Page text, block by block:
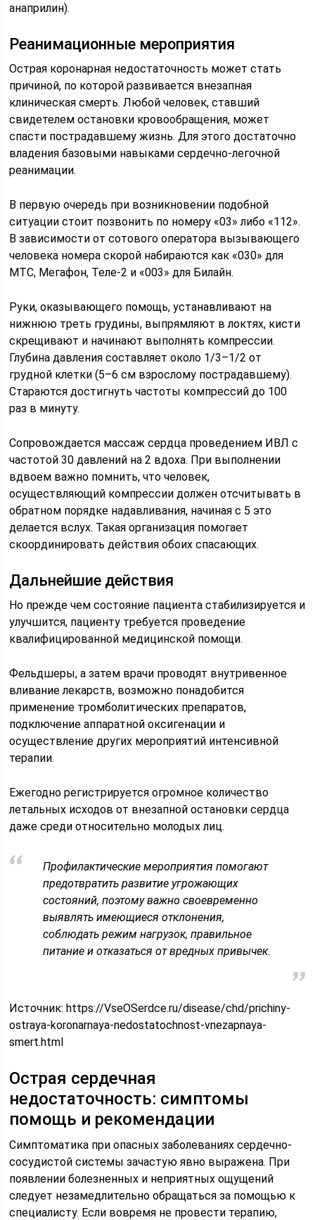
анаприлин).
Реанимационные мероприятия
Острая коронарная недостаточность может стать
причиной, по которой развивается внезапная
клиническая смерть. Любой человек, ставший
свидетелем остановки кровообращения, может
спасти пострадавшему жизнь. Для этого достаточно
владения базовыми навыками сердечно-легочной
реанимации.
В первую очередь при возникновении подобной
ситуации стоит позвонить по номеру «03» либо «112».
В зависимости от сотового оператора вызывающего
человека номера скорой набираются как «030» для
МТС, Мегафон, Теле-2 и «003» для Билайн.
Руки, оказывающего помощь, устанавливают на
нижнюю треть грудины, выпрямляют в локтях, кисти
скрещивают и начинают выполнять компрессии.
Глубина давления составляет около 1/3–1/2 от
грудной клетки (5–6 см взрослому пострадавшему).
Стараются достигнуть частоты компрессий до 100
раз в минуту.
Сопровождается массаж сердца проведением ИВЛ с
частотой 30 давлений на 2 вдоха. При выполнении
вдвоем важно помнить, что человек,
осуществляющий компрессии должен отсчитывать в
обратном порядке надавливания, начиная с 5 это
делается вслух. Такая организация помогает
скоординировать действия обоих спасающих.
Дальнейшие действия
Но прежде чем состояние пациента стабилизируется и
улучшится, пациенту требуется проведение
квалифицированной медицинской помощи.
Фельдшеры, а затем врачи проводят внутривенное
вливание лекарств, возможно понадобится
применение тромболитических препаратов,
подключение аппаратной оксигенации и
осуществление других мероприятий интенсивной
терапии.
Ежегодно регистрируется огромное количество
летальных исходов от внезапной остановки сердца
даже среди относительно молодых лиц.
Профилактические мероприятия помогают
предотвратить развитие угрожающих
состояний, поэтому важно своевременно
выявлять имеющиеся отклонения,
соблюдать режим нагрузок, правильное
питание и отказаться от вредных привычек.
Источник: https://VseOSerdce.ru/disease/chd/prichiny-
ostraya-koronarnaya-nedostatochnost-vnezapnaya-
smert.html
Острая сердечная
недостаточность: симптомы
помощь и рекомендации
Симптоматика при опасных заболеваниях сердечно-
сосудистой системы зачастую явно выражена. При
появлении болезненных и неприятных ощущений
следует незамедлительно обращаться за помощью к
специалисту. Если вовремя не провести терапию,